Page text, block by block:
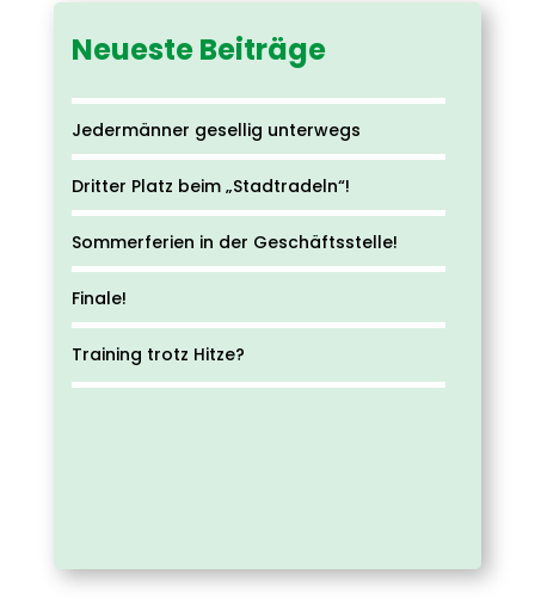
Neueste Beiträge
Jedermänner gesellig unterwegs
Dritter Platz beim „Stadtradeln“!
Sommerferien in der Geschäftsstelle!
Finale!
Training trotz Hitze?